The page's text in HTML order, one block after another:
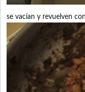
se vacían y revuelven